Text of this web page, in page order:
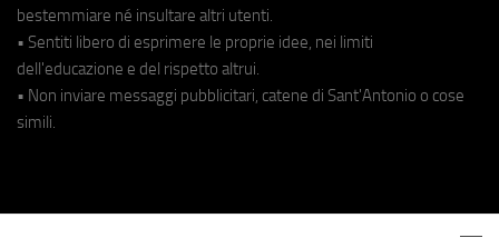
bestemmiare né insultare altri utenti.
• Sentiti libero di esprimere le proprie idee, nei limiti
dell'educazione e del rispetto altrui.
• Non inviare messaggi pubblicitari, catene di Sant'Antonio o cose
simili.